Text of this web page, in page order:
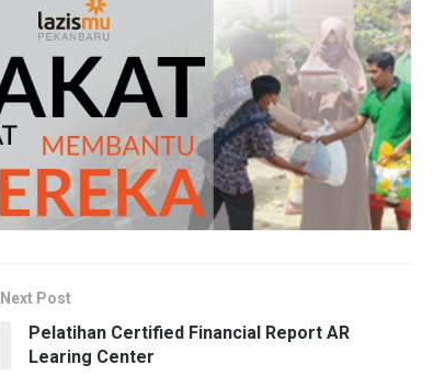
Next Post
Pelatihan Certified Financial Report AR
Learing Center